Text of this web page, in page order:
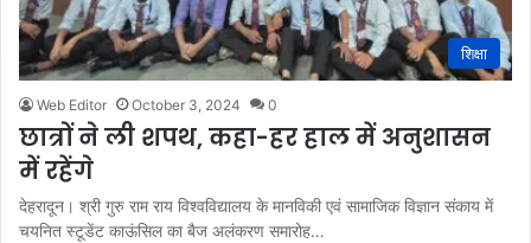
शिक्षा
Web Editor October 3, 2024 0
छात्रों ने ली शपथ, कहा-हर हाल में अनुशासन
में रहेंगे
देहरादून। श्री गुरु राम राय विश्वविद्यालय के मानविकी एवं सामाजिक विज्ञान संकाय में
चयनित स्टूडेंट काऊंसिल का बैज अलंकरण समारोह…